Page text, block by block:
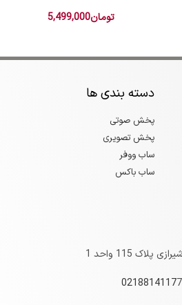
تومان5,499,000
دسته بندی ها
پخش صوتی
پخش تصویری
ساب ووفر
ساب باکس
115 واحد 1
02188141177